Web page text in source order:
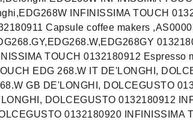
INFINISSIMA TOUCH
Capsule coffee makers
TOUCH 0132180912 Espresso
EDG 268.W IT DE'LONGHI,
GB DE'LONGHI, DOLCEGUSTO
DOLCEGUSTO 0132180912
0132180920 INFINISSIMA